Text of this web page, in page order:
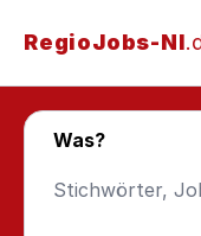
RegioJobs-NI
Was?